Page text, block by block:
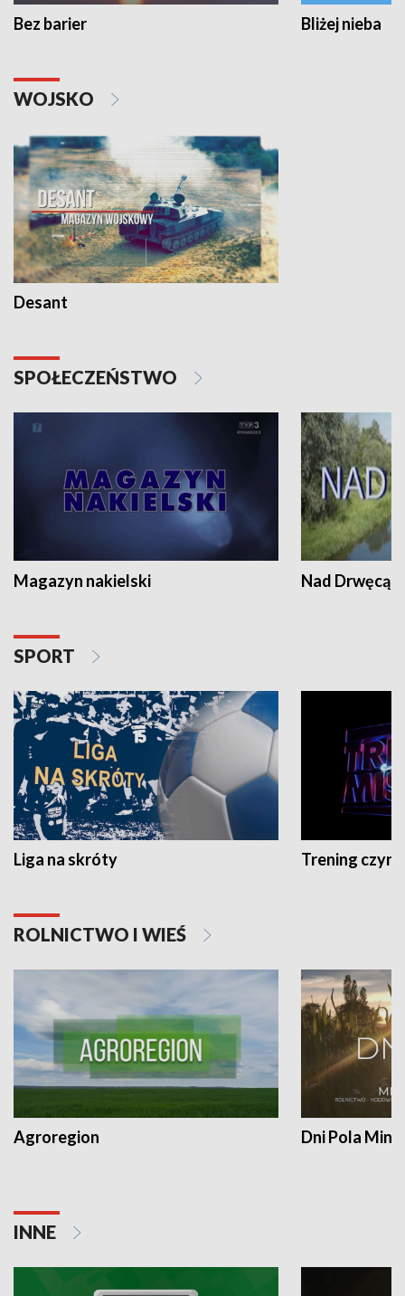
Bez barier Bliżej nieba
WOJSKO
Desant
SPOŁECZEŃSTWO
Magazyn nakielski Nad Drwęcą
SPORT
Liga na skróty Trening czyni
ROLNICTWO I WIEŚ
Agroregion Dni Pola
INNE